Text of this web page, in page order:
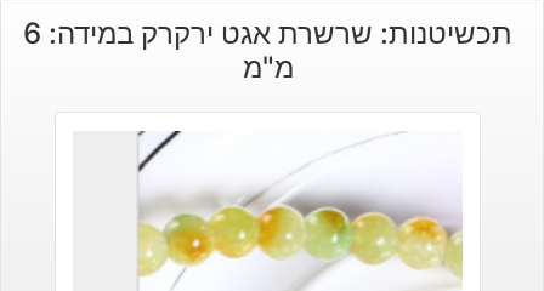
תכשיטנות: שרשרת אגט ירקרק במידה: 6
מ"מ